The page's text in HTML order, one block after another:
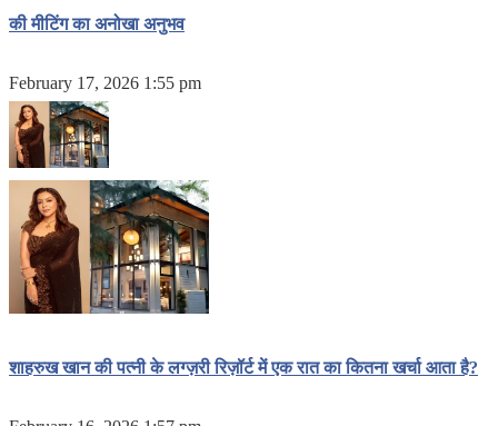
की मीटिंग का अनोखा अनुभव
February 17, 2026 1:55 pm
शाहरुख खान की पत्नी के लग्ज़री रिज़ॉर्ट में एक रात का कितना खर्चा आता है?